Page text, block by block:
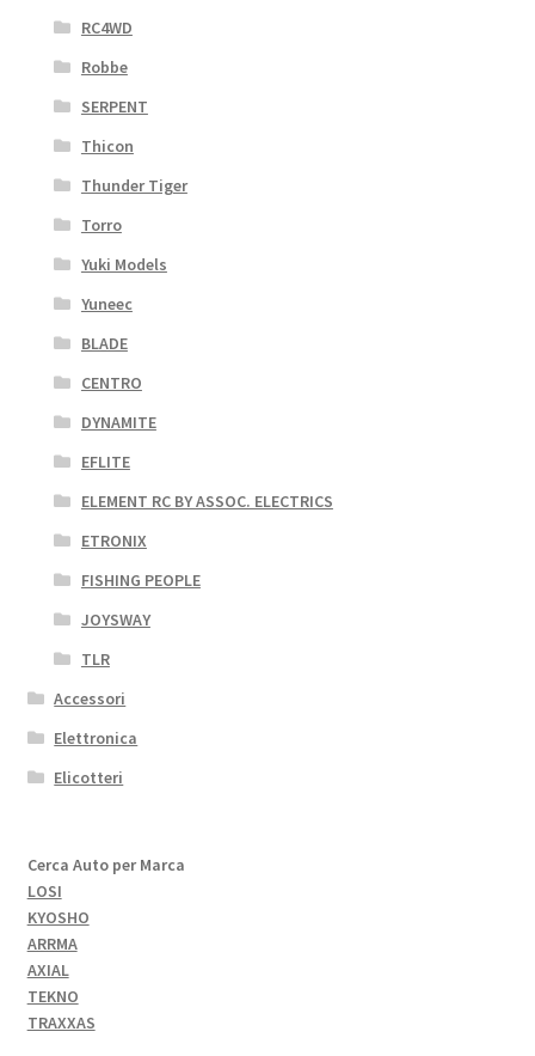
RC4WD
Robbe
SERPENT
Thicon
Thunder Tiger
Torro
Yuki Models
Yuneec
BLADE
CENTRO
DYNAMITE
EFLITE
ELEMENT RC BY ASSOC. ELECTRICS
ETRONIX
FISHING PEOPLE
JOYSWAY
TLR
Accessori
Elettronica
Elicotteri
Cerca Auto per Marca
LOSI
KYOSHO
ARRMA
AXIAL
TEKNO
TRAXXAS